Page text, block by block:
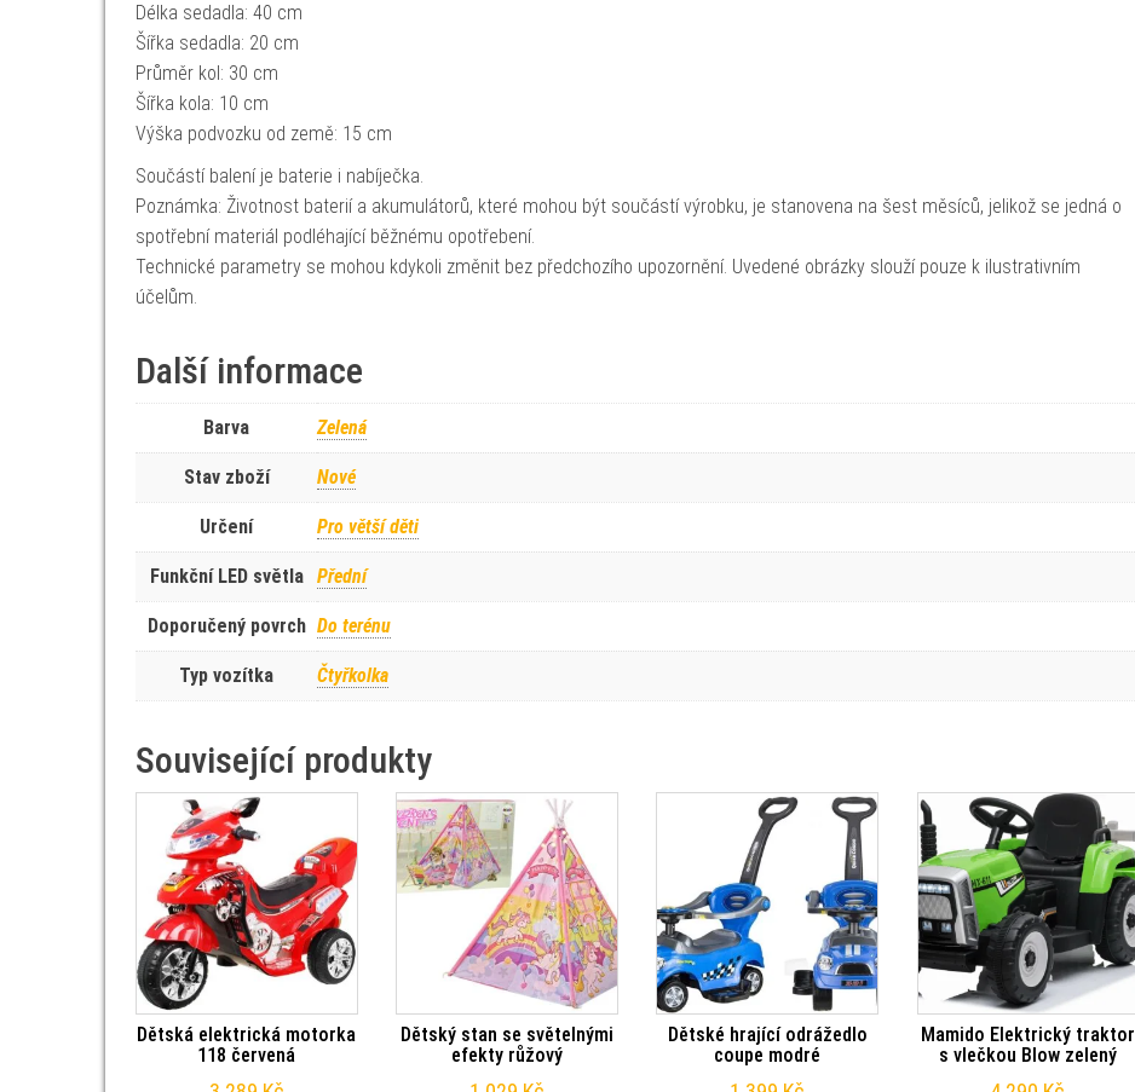
Délka sedadla: 40 cm
Šířka sedadla: 20 cm
Průměr kol: 30 cm
Šířka kola: 10 cm
Výška podvozku od země: 15 cm
Součástí balení je baterie i nabíječka.
Poznámka: Životnost baterií a akumulátorů, které mohou být součástí výrobku, je stanovena na šest měsíců, jelikož se jedná o
spotřební materiál podléhající běžnému opotřebení.
Technické parametry se mohou kdykoli změnit bez předchozího upozornění. Uvedené obrázky slouží pouze k ilustrativním
účelům.
Další informace
Barva Zelená
Stav zboží Nové
Určení Pro větší děti
Funkční LED světla Přední
Doporučený povrch Do terénu
Typ vozítka Čtyřkolka
Související produkty
Dětská elektrická motorka
118 červená
Dětský stan se světelnými
efekty růžový
Dětské hrající odrážedlo
coupe modré
Mamido Elektrický traktor
s vlečkou Blow zelený